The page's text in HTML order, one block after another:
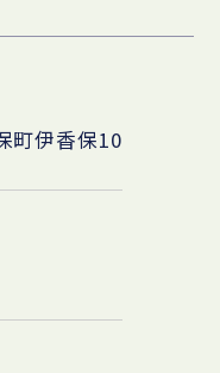
町伊香保10